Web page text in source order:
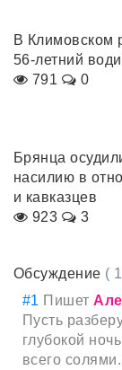
В Климовском
56-летний
791
0
Брянца
насилию в
и кавказцев
923
3
Обсуждение (
#1 Пишет
Пусть
глубокой
всего